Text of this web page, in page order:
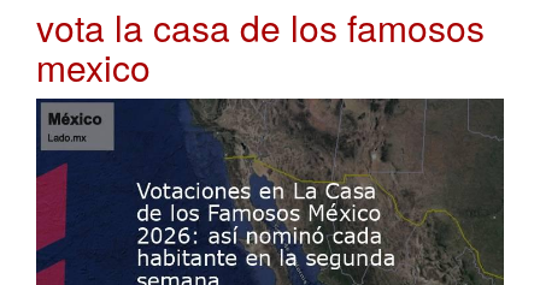
vota la casa de los famosos
mexico